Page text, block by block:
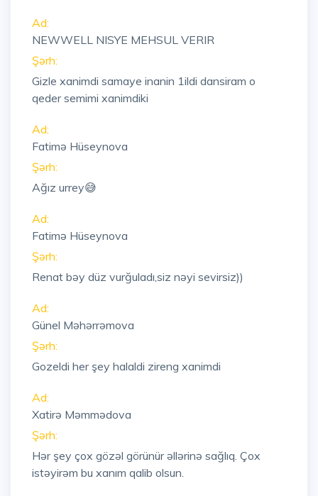
Ad:
NEWWELL NISYE MEHSUL VERIR
Şərh:
Gizle xanimdi samaye inanin 1ildi dansiram o
qeder semimi xanimdiki
Ad:
Fatimə Hüseynova
Şərh:
Ağız urrey😅
Ad:
Fatimə Hüseynova
Şərh:
Renat bəy düz vurğuladı,siz nəyi sevirsiz))
Ad:
Günel Məhərrəmova
Şərh:
Gozeldi her şey halaldi zireng xanimdi
Ad:
Xatirə Məmmədova
Şərh:
Hər şey çox gözəl görünür əllərinə sağlıq. Çox
istəyirəm bu xanım qalib olsun.